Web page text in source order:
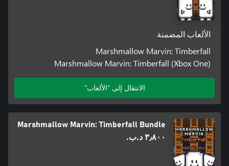
الألعاب المضمنة
Marshmallow Marvin: Timberfall
Marshmallow Marvin: Timberfall (Xbox One)
الانتقال إلى "الألعاب"
Marshmallow Marvin: Timberfall Bundle
٣٫٨٠٠ د.ب.‏